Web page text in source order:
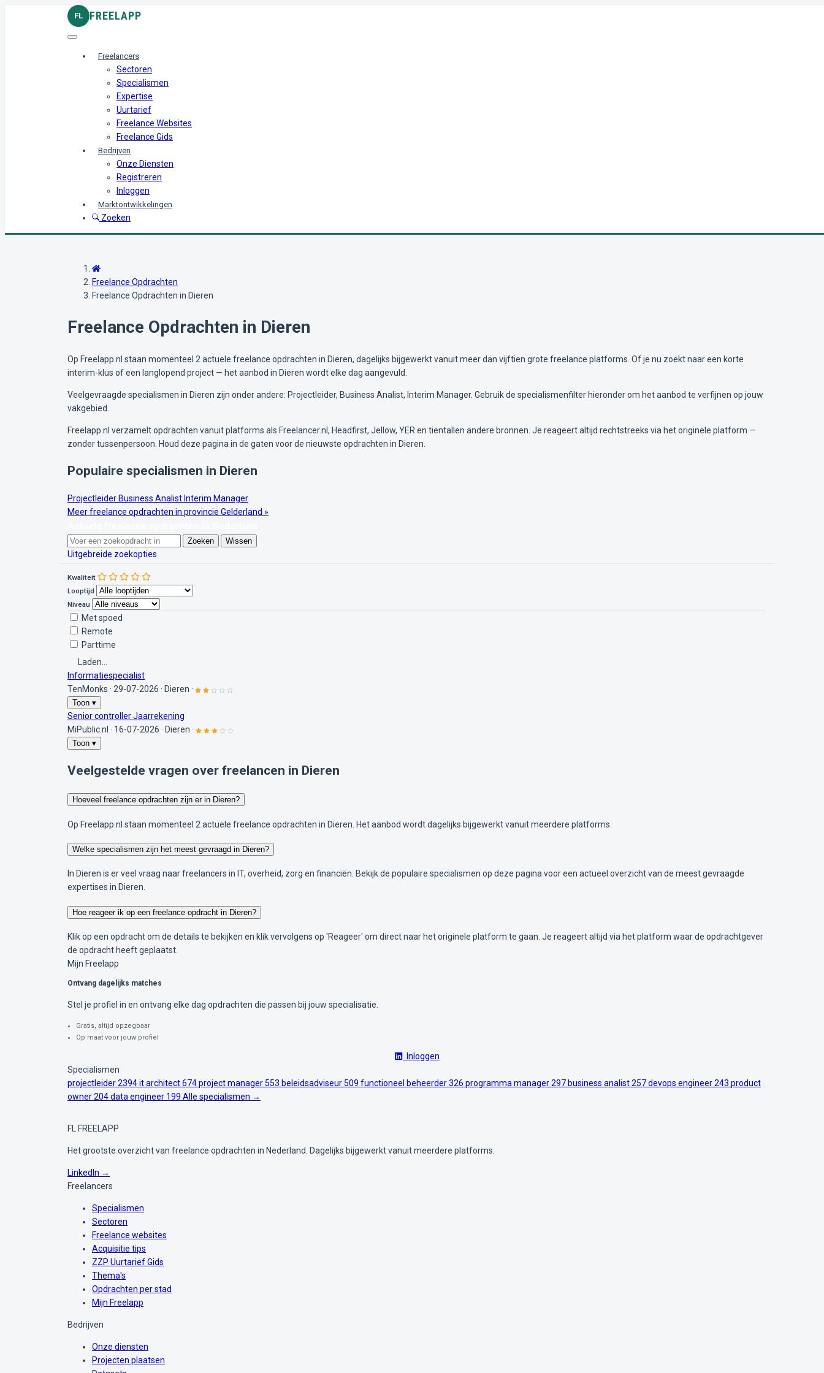
FL FREELAPP
Freelancers
Sectoren
Specialismen
Expertise
Uurtarief
Freelance Websites
Freelance Gids
Bedrijven
Onze Diensten
Registreren
Inloggen
Marktontwikkelingen
Zoeken
Freelance Opdrachten
Freelance Opdrachten in Dieren
Freelance Opdrachten in Dieren
Op Freelapp.nl staan momenteel 2 actuele freelance opdrachten in Dieren, dagelijks bijgewerkt vanuit meer dan vijftien grote freelance platforms. Of je nu zoekt naar een korte
interim-klus of een langlopend project — het aanbod in Dieren wordt elke dag aangevuld.
Veelgevraagde specialismen in Dieren zijn onder andere: Projectleider, Business Analist, Interim Manager. Gebruik de specialismenfilter hieronder om het aanbod te verfijnen op jouw
vakgebied.
Freelapp.nl verzamelt opdrachten vanuit platforms als Freelancer.nl, Headfirst, Jellow, YER en tientallen andere bronnen. Je reageert altijd rechtstreeks via het originele platform —
zonder tussenpersoon. Houd deze pagina in de gaten voor de nieuwste opdrachten in Dieren.
Populaire specialismen in Dieren
Projectleider Business Analist Interim Manager
Meer freelance opdrachten in provincie Gelderland »
Zoeken Wissen
Uitgebreide zoekopties
Kwaliteit
Looptijd
Niveau
Met spoed
Remote
Parttime
Laden...
Informatiespecialist
TenMonks · 29-07-2026 · Dieren ·
Toon ▾
Senior controller Jaarrekening
MiPublic.nl · 16-07-2026 · Dieren ·
Toon ▾
Veelgestelde vragen over freelancen in Dieren
Hoeveel freelance opdrachten zijn er in Dieren?
Op Freelapp.nl staan momenteel 2 actuele freelance opdrachten in Dieren. Het aanbod wordt dagelijks bijgewerkt vanuit meerdere platforms.
Welke specialismen zijn het meest gevraagd in Dieren?
In Dieren is er veel vraag naar freelancers in IT, overheid, zorg en financiën. Bekijk de populaire specialismen op deze pagina voor een actueel overzicht van de meest gevraagde
expertises in Dieren.
Hoe reageer ik op een freelance opdracht in Dieren?
Klik op een opdracht om de details te bekijken en klik vervolgens op 'Reageer' om direct naar het originele platform te gaan. Je reageert altijd via het platform waar de opdrachtgever
de opdracht heeft geplaatst.
Mijn Freelapp
Ontvang dagelijks matches
Stel je profiel in en ontvang elke dag opdrachten die passen bij jouw specialisatie.
Gratis, altijd opzegbaar
Op maat voor jouw profiel
Inloggen
Specialismen
projectleider2394it architect674project manager553 beleidsadviseur509 functioneel beheerder326 programma manager297 business analist257devops engineer243 product
owner204data engineer 199 Alle specialismen →
FL FREELAPP
Het grootste overzicht van freelance opdrachten in Nederland. Dagelijks bijgewerkt vanuit meerdere platforms.
LinkedIn →
Freelancers
Specialismen
Sectoren
Freelance websites
Acquisitie tips
ZZP Uurtarief Gids
Thema's
Opdrachten per stad
Mijn Freelapp
Bedrijven
Onze diensten
Projecten plaatsen